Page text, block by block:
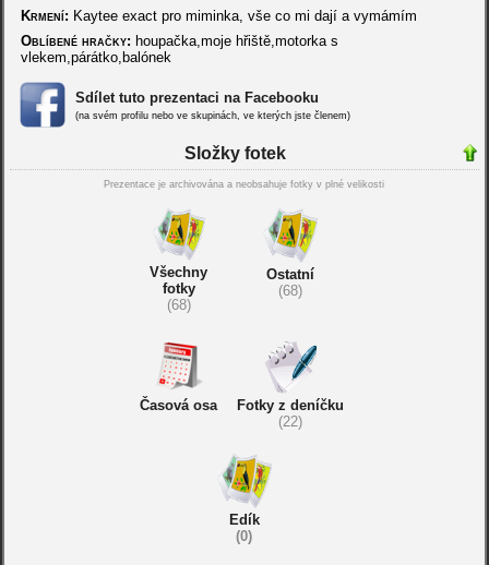
Krmení: Kaytee exact pro miminka, vše co mi dají a vymámím
Oblíbené hračky: houpačka,moje hřiště,motorka s
vlekem,párátko,balónek
Sdílet tuto prezentaci na Facebooku
(na svém profilu nebo ve skupinách, ve kterých jste členem)
Složky fotek
Prezentace je archivována a neobsahuje fotky v plné velikosti
Všechny
fotky
(68)
Ostatní
(68)
Časová osa
Fotky z deníčku
(22)
Edík
(0)